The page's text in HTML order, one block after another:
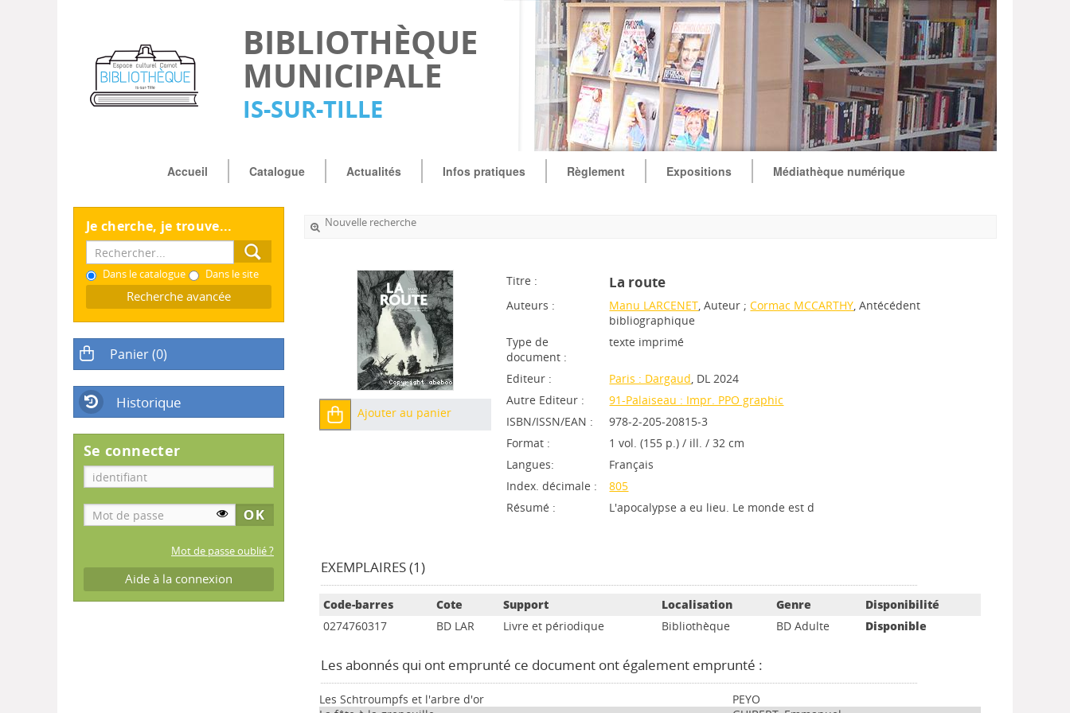
BIBLIOTHÈQUE
MUNICIPALE
IS-SUR-TILLE
Accueil Catalogue Actualités Infos pratiques Règlement Expositions Médiathèque numérique
Je cherche, je trouve...
Dans le catalogue Dans le site
Recherche avancée
Historique
Se connecter
Mot de passe oublié ?
Aide à la connexion
Nouvelle recherche
Ajouter au panier
Titre : La route
Auteurs : Manu LARCENET, Auteur ;Cormac MCCARTHY, Antécédent
bibliographique
Type de
document :
texte imprimé
Editeur : Paris : Dargaud, DL 2024
Autre Editeur :
91-Palaiseau : Impr. PPO graphic
ISBN/ISSN/EAN :
978-2-205-20815-3
Format :
1 vol. (155 p.) / ill. / 32 cm
Langues:
Français
Index. décimale :
805
Résumé :
L'apocalypse a eu lieu. Le monde est d
EXEMPLAIRES (1)
Code-barres Cote Support Localisation Genre
Disponibilité
0274760317
BD LAR Livre et périodique Bibliothèque BD Adulte Disponible
Les abonnés qui ont emprunté ce document ont également emprunté :
Les Schtroumpfs et l'arbre d'or
PEYO